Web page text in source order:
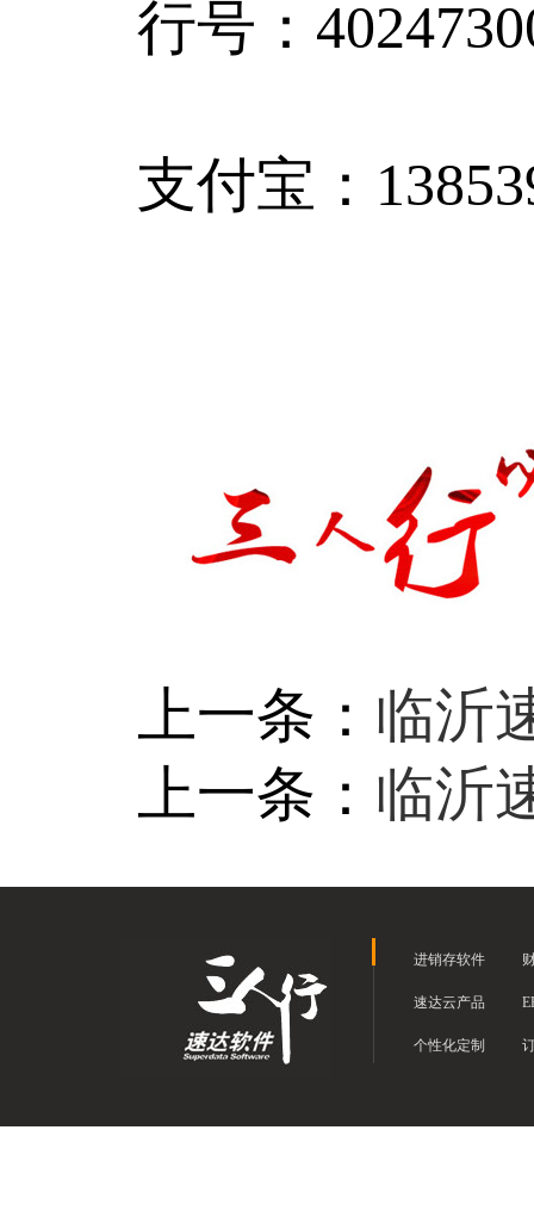
行号：
支付宝：
上一条： 临沂
上一条： 临沂
进销存软件
速达云产品
个性化定制